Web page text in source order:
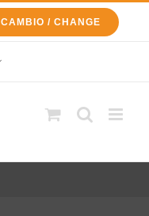
CAMBIO / CHANGE